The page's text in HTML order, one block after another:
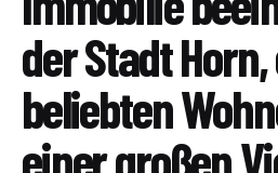
der Stadt
beliebten